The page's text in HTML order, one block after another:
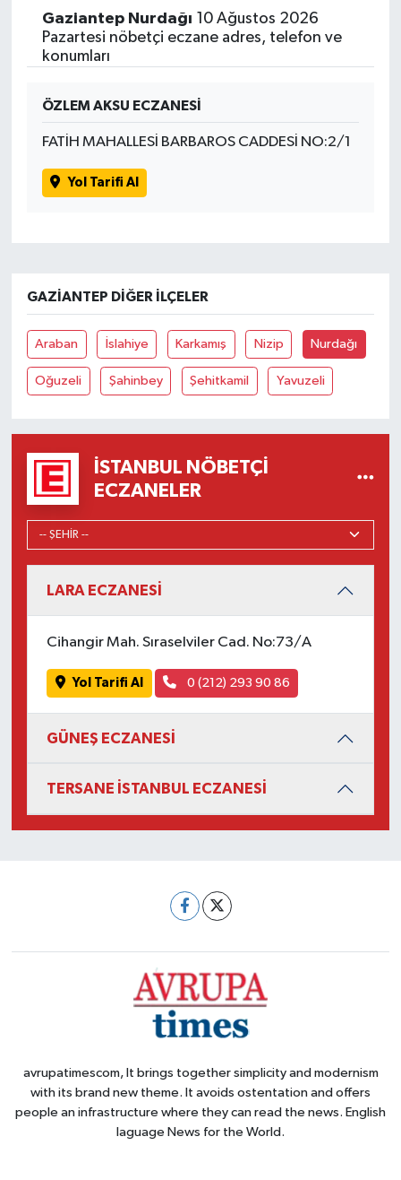
Gaziantep Nurdağı 10 Ağustos 2026
Pazartesi nöbetçi eczane adres, telefon ve
konumları
ÖZLEM AKSU ECZANESİ
FATİH MAHALLESİ BARBAROS CADDESİ NO:2/1
Yol Tarifi Al
GAZIANTEP DIĞER İLÇELER
Araban İslahiye Karkamış Nizip Nurdağı
Oğuzeli Şahinbey Şehitkamil Yavuzeli
İSTANBUL NÖBETÇI
ECZANELER
LARA ECZANESİ
Cihangir Mah. Sıraselviler Cad. No:73/A
Yol Tarifi Al 0 (212) 293 90 86
GÜNEŞ ECZANESİ
TERSANE İSTANBUL ECZANESİ
avrupatimescom, It brings together simplicity and modernism
with its brand new theme. It avoids ostentation and offers
people an infrastructure where they can read the news. English
laguage News for the World.